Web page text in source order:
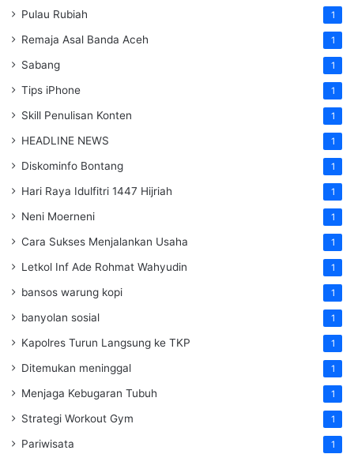
Pulau Rubiah 1
Remaja Asal Banda Aceh 1
Sabang 1
Tips iPhone 1
Skill Penulisan Konten 1
HEADLINE NEWS 1
Diskominfo Bontang 1
Hari Raya Idulfitri 1447 Hijriah 1
Neni Moerneni 1
Cara Sukses Menjalankan Usaha 1
Letkol Inf Ade Rohmat Wahyudin 1
bansos warung kopi 1
banyolan sosial 1
Kapolres Turun Langsung ke TKP 1
Ditemukan meninggal 1
Menjaga Kebugaran Tubuh 1
Strategi Workout Gym 1
Pariwisata 1